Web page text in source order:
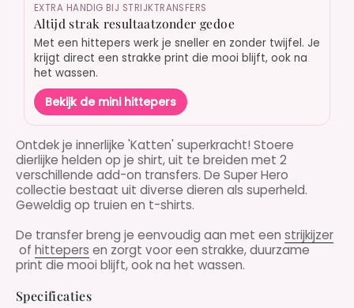
EXTRA HANDIG BIJ STRIJKTRANSFERS
Altijd strak resultaatzonder gedoe
Met een hittepers werk je sneller en zonder twijfel. Je
krijgt direct een strakke print die mooi blijft, ook na
het wassen.
Bekijk de mini hittepers
Ontdek je innerlijke 'Katten' superkracht! Stoere
dierlijke helden op je shirt, uit te breiden met 2
verschillende add-on transfers. De Super Hero
collectie bestaat uit diverse dieren als superheld.
Geweldig op truien en t-shirts.
De transfer breng je eenvoudig aan met een strijkijzer
of hittepers en zorgt voor een strakke, duurzame
print die mooi blijft, ook na het wassen.
Specificaties